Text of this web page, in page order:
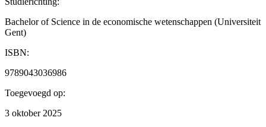
Bachelor of Science in de economische wetenschappen (Universiteit
Gent)
ISBN:
9789043036986
Toegevoegd op:
3 oktober 2025